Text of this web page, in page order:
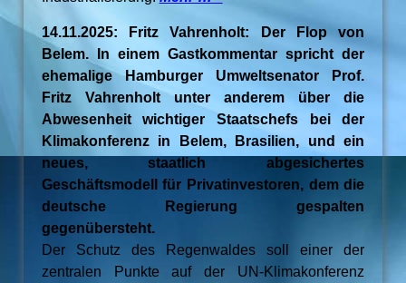
14.11.2025: Fritz Vahrenholt: Der Flop von
Belem. In einem Gastkommentar spricht der
ehemalige Hamburger Umweltsenator Prof.
Fritz Vahrenholt unter anderem über die
Abwesenheit wichtiger Staatschefs bei der
Klimakonferenz in Belem, Brasilien, und ein
neues, staatlich abgesichertes
Geschäftsmodell für Privatinvestoren, dem die
deutsche Regierung gespalten
gegenübersteht.
Der Schutz des Regenwaldes soll einer der
zentralen Punkte auf der UN-Klimakonferenz